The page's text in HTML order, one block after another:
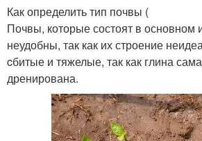
почвы
Почвы с помощью
Как определить тип почвы (
Почвы, которые состоят в основном
неудобны, так как их строение
cбитые и тяжелые, так как глина
дренирована.